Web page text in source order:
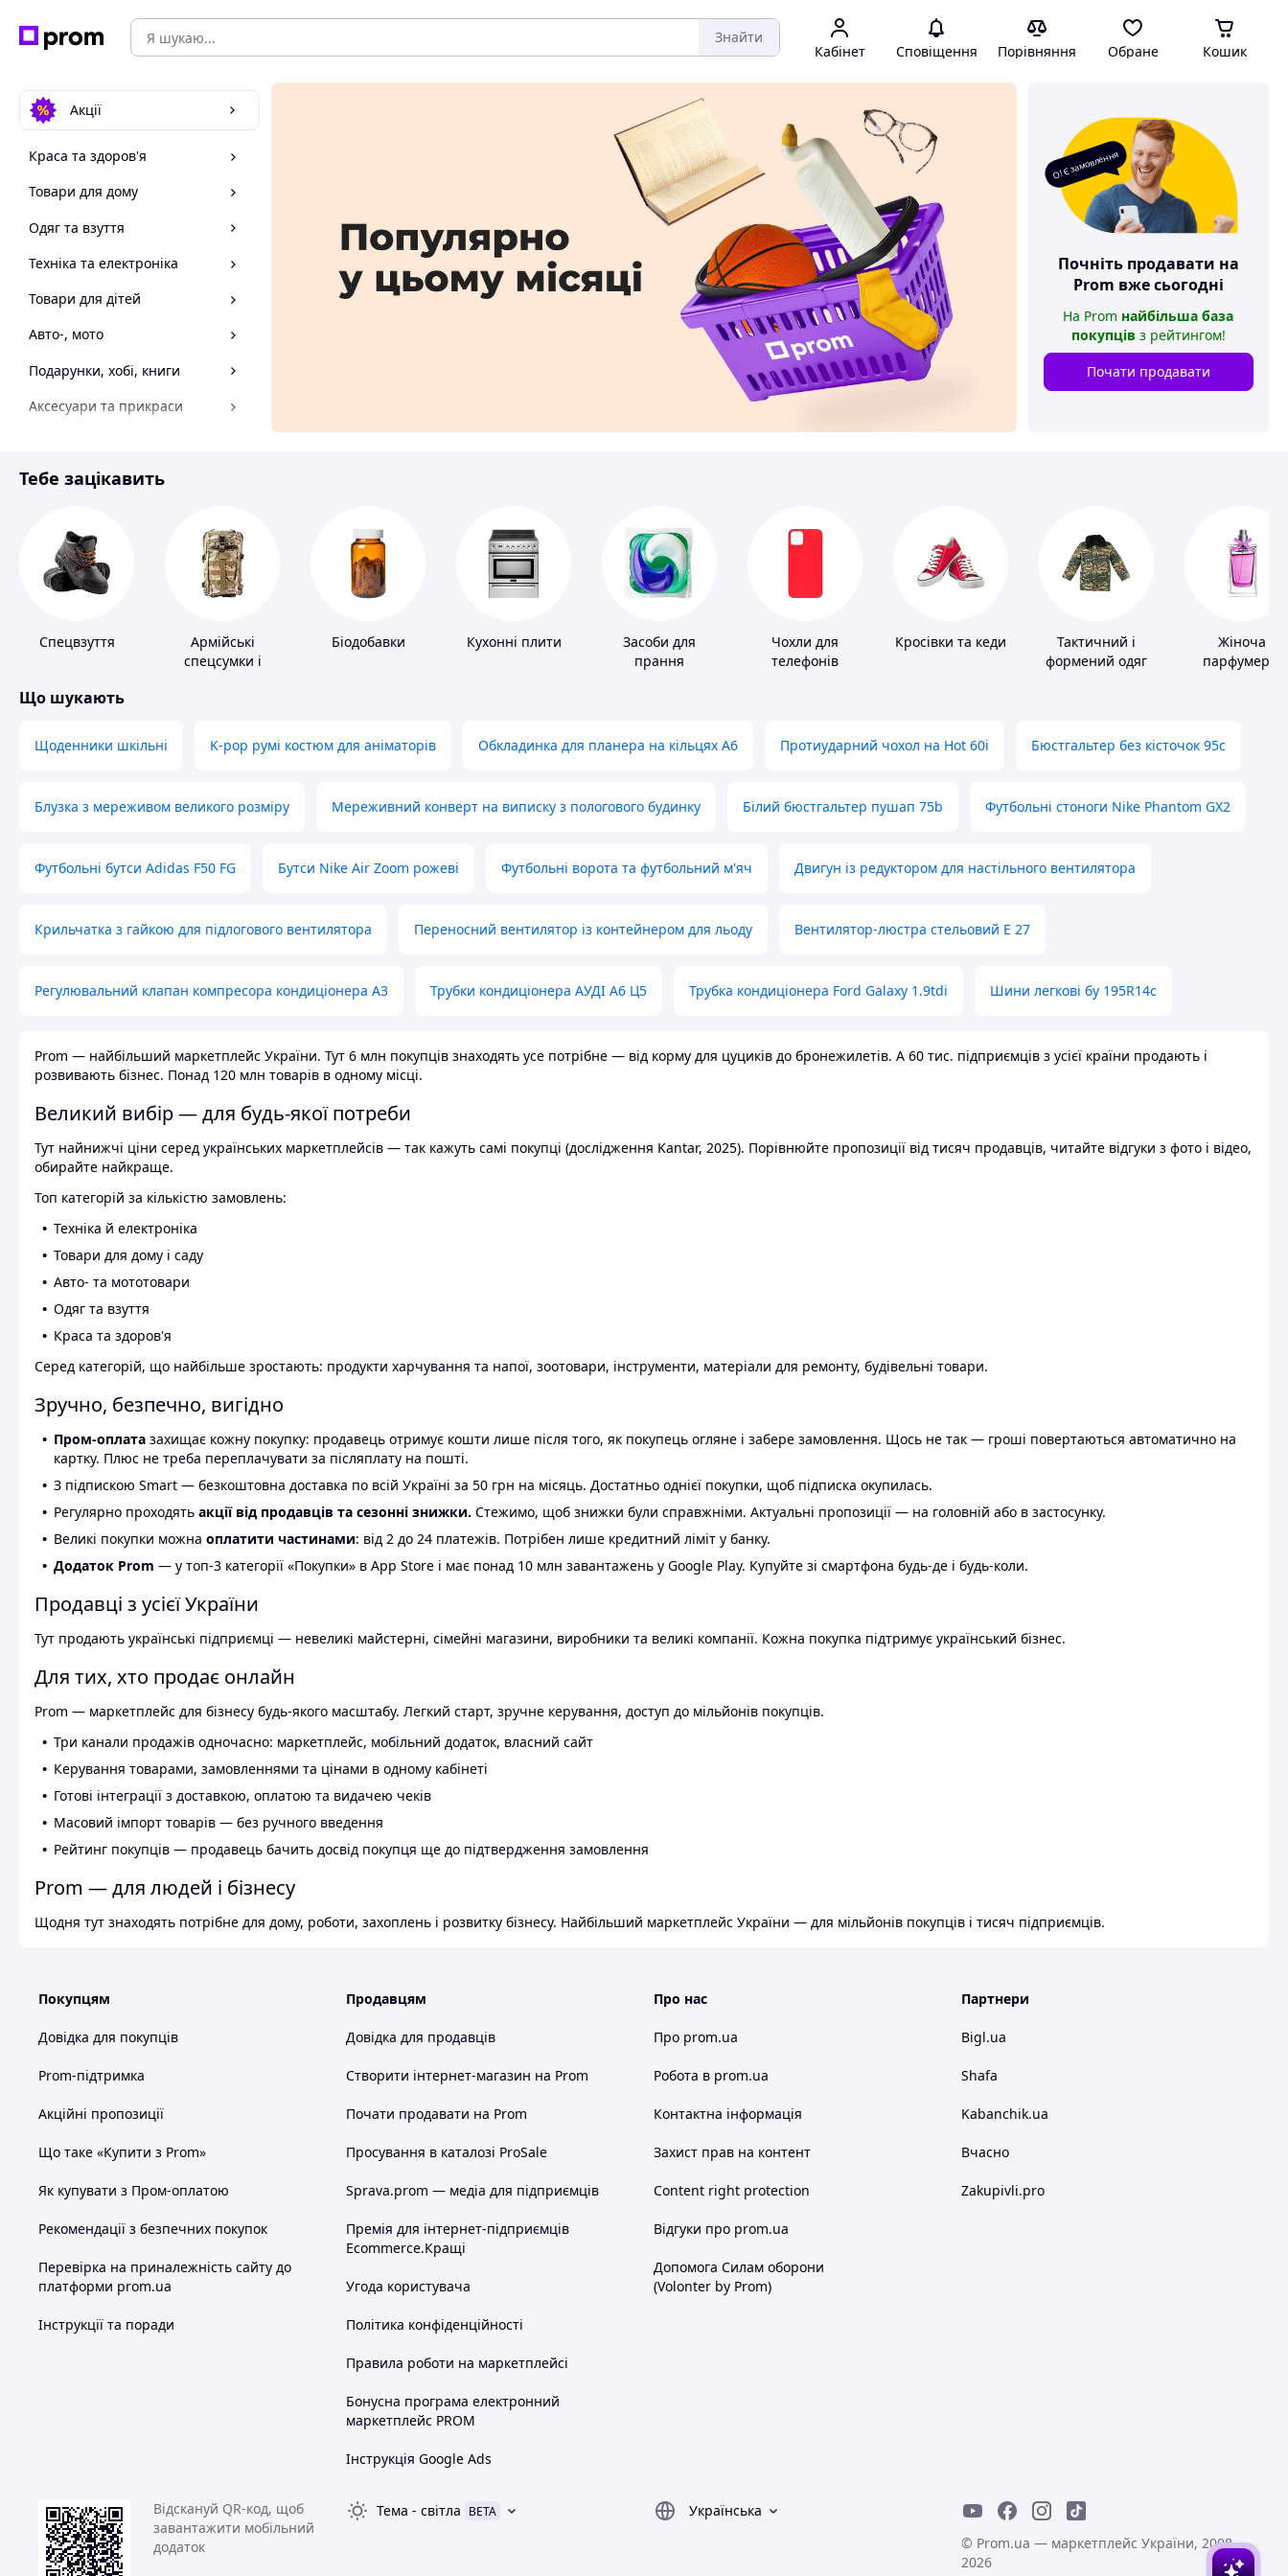
Знайти
Кабінет Сповіщення Порівняння Обране Кошик
Акції
Краса та здоров'я
Товари для дому
Одяг та взуття
Техніка та електроніка
Товари для дітей
Авто-, мото
Подарунки, хобі, книги
Аксесуари та прикраси
Спорт і відпочинок
О! Є замовлення
Почніть продавати на
Prom вже сьогодні
На Prom найбільша база
покупців з рейтингом!
Почати продавати
Тебе зацікавить
Спецвзуття
Армійські
спецсумки і
Біодобавки Кухонні плити
Засоби для
прання
Чохли для
телефонів
Кросівки та кеди
Тактичний і
формений одяг
Жіноча
парфумерія
Що шукають
Щоденники шкільні K-pop румі костюм для аніматорів Обкладинка для планера на кільцях А6 Протиударний чохол на Hot 60i Бюстгальтер без кісточок 95с
Блузка з мереживом великого розміру Мереживний конверт на виписку з пологового будинку Білий бюстгальтер пушап 75b Футбольні стоноги Nike Phantom GX2
Футбольні бутси Adidas F50 FG Бутси Nike Air Zoom рожеві Футбольні ворота та футбольний м'яч Двигун із редуктором для настільного вентилятора
Крильчатка з гайкою для підлогового вентилятора Переносний вентилятор із контейнером для льоду Вентилятор-люстра стельовий E 27
Регулювальний клапан компресора кондиціонера А3 Трубки кондиціонера АУДІ А6 Ц5 Трубка кондиціонера Ford Galaxy 1.9tdi Шини легкові бу 195R14c
Prom — найбільший маркетплейс України. Тут 6 млн покупців знаходять усе потрібне — від корму для цуциків до бронежилетів. А 60 тис. підприємців з усієї країни продають і
розвивають бізнес. Понад 120 млн товарів в одному місці.
Великий вибір — для будь-якої потреби
Тут найнижчі ціни серед українських маркетплейсів — так кажуть самі покупці (дослідження Kantar, 2025). Порівнюйте пропозиції від тисяч продавців, читайте відгуки з фото і відео,
обирайте найкраще.
Топ категорій за кількістю замовлень:
Техніка й електроніка
Товари для дому і саду
Авто- та мототовари
Одяг та взуття
Краса та здоров'я
Серед категорій, що найбільше зростають: продукти харчування та напої, зоотовари, інструменти, матеріали для ремонту, будівельні товари.
Зручно, безпечно, вигідно
Пром-оплата захищає кожну покупку: продавець отримує кошти лише після того, як покупець огляне і забере замовлення. Щось не так — гроші повертаються автоматично на
картку. Плюс не треба переплачувати за післяплату на пошті.
З підпискою Smart — безкоштовна доставка по всій Україні за 50 грн на місяць. Достатньо однієї покупки, щоб підписка окупилась.
Регулярно проходять акції від продавців та сезонні знижки. Стежимо, щоб знижки були справжніми. Актуальні пропозиції — на головній або в застосунку.
Великі покупки можна оплатити частинами: від 2 до 24 платежів. Потрібен лише кредитний ліміт у банку.
Додаток Prom — у топ-3 категорії «Покупки» в App Store і має понад 10 млн завантажень у Google Play. Купуйте зі смартфона будь-де і будь-коли.
Продавці з усієї України
Тут продають українські підприємці — невеликі майстерні, сімейні магазини, виробники та великі компанії. Кожна покупка підтримує український бізнес.
Для тих, хто продає онлайн
Prom — маркетплейс для бізнесу будь-якого масштабу. Легкий старт, зручне керування, доступ до мільйонів покупців.
Три канали продажів одночасно: маркетплейс, мобільний додаток, власний сайт
Керування товарами, замовленнями та цінами в одному кабінеті
Готові інтеграції з доставкою, оплатою та видачею чеків
Масовий імпорт товарів — без ручного введення
Рейтинг покупців — продавець бачить досвід покупця ще до підтвердження замовлення
Prom — для людей і бізнесу
Щодня тут знаходять потрібне для дому, роботи, захоплень і розвитку бізнесу. Найбільший маркетплейс України — для мільйонів покупців і тисяч підприємців.
Покупцям
Довідка для покупців
Prom-підтримка
Акційні пропозиції
Що таке «Купити з Prom»
Як купувати з Пром-оплатою
Рекомендації з безпечних покупок
Перевірка на приналежність сайту до
платформи prom.ua
Інструкції та поради
Продавцям
Довідка для продавців
Створити інтернет-магазин на Prom
Почати продавати на Prom
Просування в каталозі ProSale
Sprava.prom — медіа для підприємців
Премія для інтернет-підприємців
Ecommerce.Кращі
Угода користувача
Політика конфіденційності
Правила роботи на маркетплейсі
Бонусна програма електронний
маркетплейс PROM
Інструкція Google Ads
Про нас
Про prom.ua
Робота в prom.ua
Контактна інформація
Захист прав на контент
Content right protection
Відгуки про prom.ua
Допомога Силам оборони
(Volonter by Prom)
Партнери
Bigl.ua
Shafa
Kabanchik.ua
Вчасно
Zakupivli.pro
Відскануй QR-код, щоб
завантажити мобільний
додаток
Тема - світла BETA
Українська
© Prom.ua — маркетплейс України, 2008-
2026